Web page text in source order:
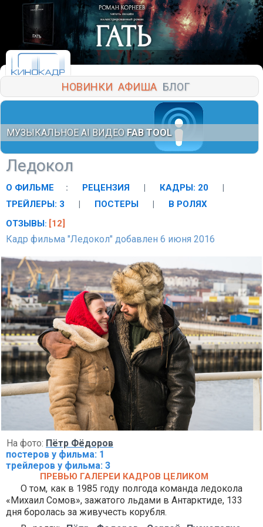
НОВИНКИ АФИША БЛОГ
МУЗЫКАЛЬНОЕ AI ВИДЕО FAB TOOL
Ледокол
О ФИЛЬМЕ : РЕЦЕНЗИЯ | КАДРЫ: 20
|
ТРЕЙЛЕРЫ: 3
| ПОСТЕРЫ |
В РОЛЯХ
ОТЗЫВЫ: [12]
Кадр фильма "Ледокол" добавлен 6 июня 2016
На фото: Пётр Фёдоров
постеров у фильма: 1
трейлеров у фильма: 3
ПРЕВЬЮ ГАЛЕРЕИ КАДРОВ ЦЕЛИКОМ
О том, как в 1985 году полгода команда ледокола
«Михаил Сомов», зажатого льдами в Антарктиде, 133
дня боролась за живучесть корубля.